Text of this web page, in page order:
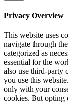
Privacy Overview
This website uses
navigate through
categorized as
essential for the
also use third-party
you use this
only with your
cookies. But opting